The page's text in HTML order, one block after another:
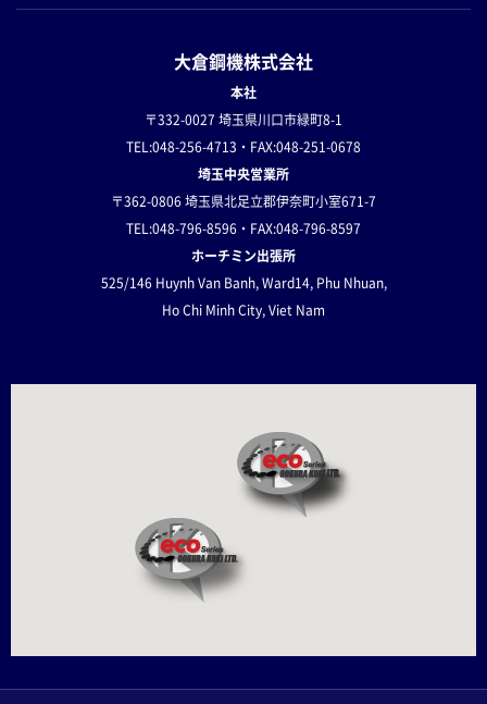
大倉鋼機株式会社
本社
〒332-0027 埼玉県川口市緑町8-1
TEL:048-256-4713・FAX:048-251-0678
埼玉中央営業所
〒362-0806 埼玉県北足立郡伊奈町小室671-7
TEL:048-796-8596・FAX:048-796-8597
ホーチミン出張所
525/146 Huynh Van Banh,Ward14, Phu Nhuan,
Ho Chi Minh City, Viet Nam